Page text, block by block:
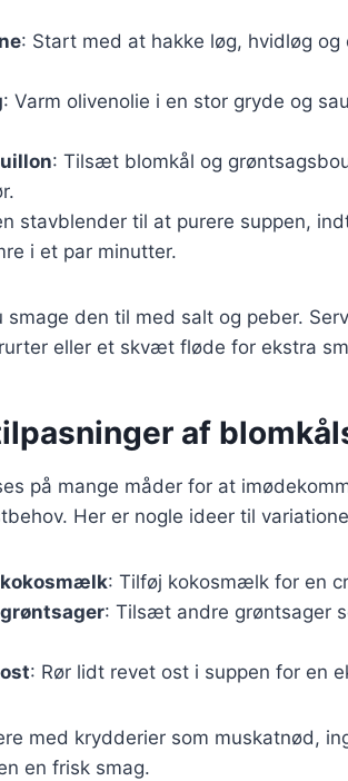
: Start med at hakke løg, hvidløg
: Varm olivenolie i en stor gryde og
: Tilsæt blomkål og
stavblender til at purere suppen,
i et par minutter.
smage den til med salt og peber.
eller et skvæt fløde for ekstra
af
på mange måder for at
Her er nogle ideer til
kokosmælk: Tilføj kokosmælk for en
: Tilsæt andre grøntsager
: Rør lidt revet ost i suppen for en
med krydderier som muskatnød,
en frisk smag.